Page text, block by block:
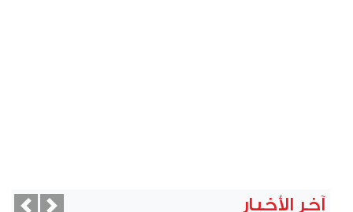
آخر الأخبار